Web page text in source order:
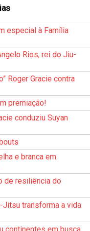
especial à Família
Rios, rei do Jiu-
Roger Gracie contra
premiação!
conduziu Suyan
e branca em
de resiliência do
Jitsu transforma a vida